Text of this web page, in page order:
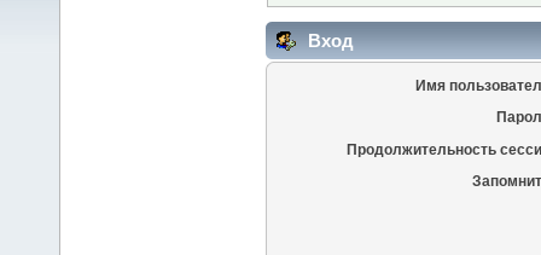
Вход
Имя
Продолжительность